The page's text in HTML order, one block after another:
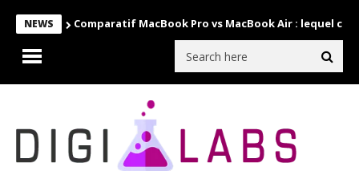
NEWS Comparatif MacBook Pro vs MacBook Air : lequel